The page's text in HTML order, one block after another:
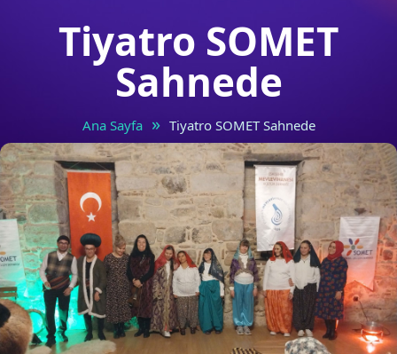
Tiyatro SOMET
Sahnede
Ana Sayfa » Tiyatro SOMET Sahnede